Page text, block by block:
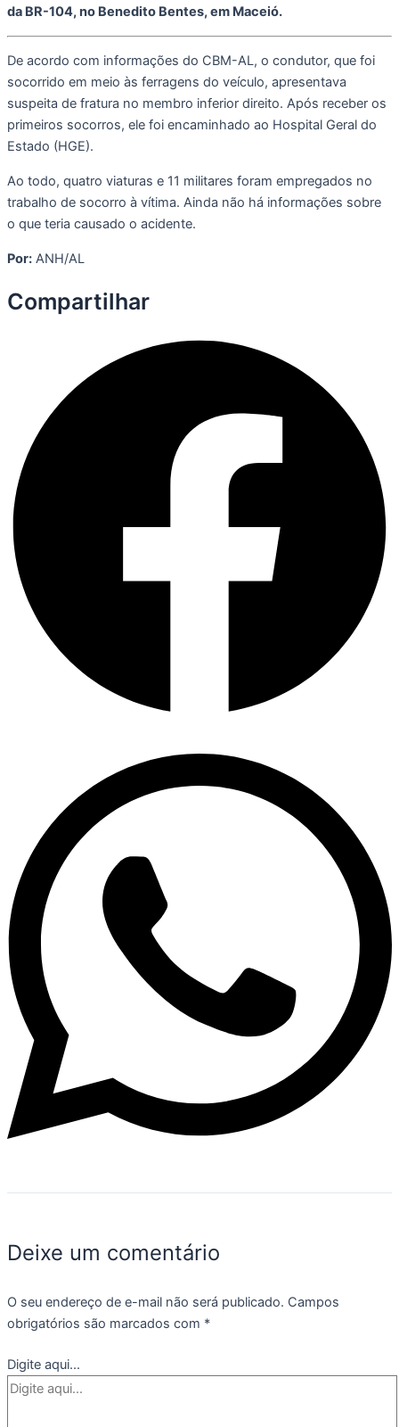
da BR-104, no Benedito Bentes, em Maceió.
De acordo com informações do CBM-AL, o condutor, que foi
socorrido em meio às ferragens do veículo, apresentava
suspeita de fratura no membro inferior direito. Após receber os
primeiros socorros, ele foi encaminhado ao Hospital Geral do
Estado (HGE).
Ao todo, quatro viaturas e 11 militares foram empregados no
trabalho de socorro à vítima. Ainda não há informações sobre
o que teria causado o acidente.
Por: ANH/AL
Compartilhar
Deixe um comentário
O seu endereço de e-mail não será publicado. Campos
obrigatórios são marcados com *
Digite aqui...